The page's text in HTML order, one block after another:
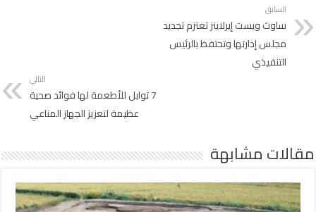
السابق
ساوث ويست إيرلاينز تعتزم تجديد
مجلس إدارتها وتحتفظ بالرئيس
التنفيذي
التالي
7 توابل للأطعمة لها فوائد صحية
عظيمة لتعزيز الجهاز المناعي
مقالات مشابهة